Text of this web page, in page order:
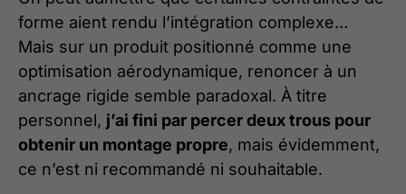
forme aient rendu l’intégration complexe…
Mais sur un produit positionné comme une
optimisation aérodynamique, renoncer à un
ancrage rigide semble paradoxal. À titre
personnel, j’ai fini par percer deux trous pour
obtenir un montage propre, mais évidemment,
ce n’est ni recommandé ni souhaitable.